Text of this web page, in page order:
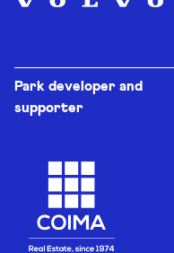
Park developer and
supporter